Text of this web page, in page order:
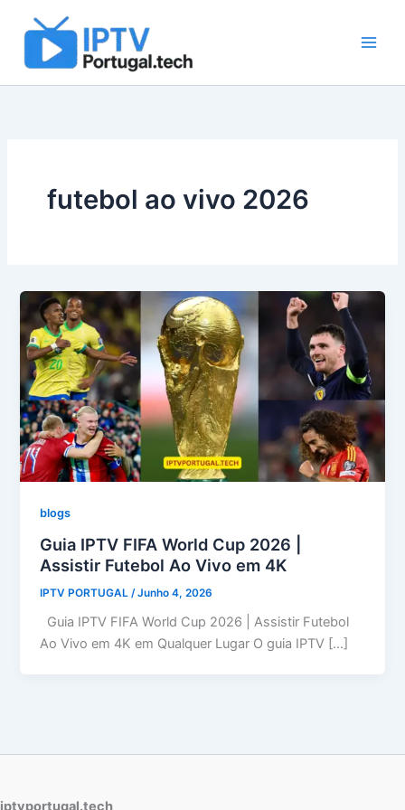
content
futebol ao vivo 2026
blogs
Guia IPTV FIFA World Cup 2026 |
Assistir Futebol Ao Vivo em 4K
IPTV PORTUGAL /Junho 4, 2026
Guia IPTV FIFA World Cup 2026 | Assistir Futebol
Ao Vivo em 4K em Qualquer Lugar O guia IPTV […]
iptvportugal.tech